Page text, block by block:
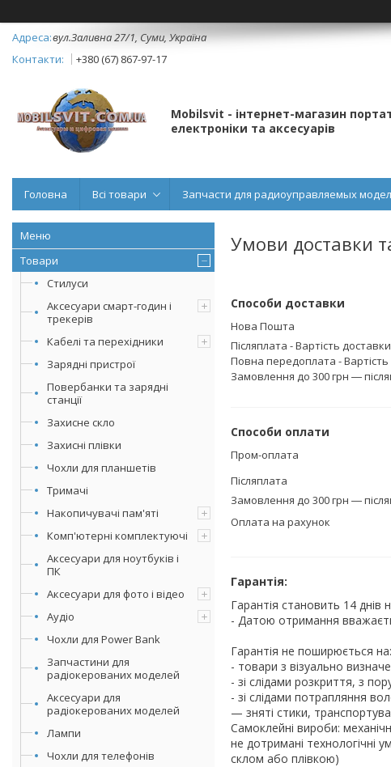
вул.Заливна 27/1, Суми, Україна
+380 (67) 867-97-17
Mobilsvit - інтернет-магазин
електроніки та аксесуарів
Головна Всі товари Запчасти для радиоуправляемых
Товари
Стилуси
Аксесуари смарт-годин і
трекерів
Кабелі та перехідники
Зарядні пристрої
Повербанки та зарядні
станції
Захисне скло
Захисні плівки
Чохли для планшетів
Тримачі
Накопичувачі пам'яті
Комп'ютерні комплектуючі
Аксесуари для ноутбуків і
ПК
Аксесуари для фото і відео
Аудіо
Чохли для Power Bank
Запчастини для
радіокерованих моделей
Аксесуари для
радіокерованих моделей
Лампи
Чохли для телефонів
Умови доставки
Способи доставки
Нова Пошта
Післяплата - Вартість
Повна передоплата - Вартість
Замовлення до 300 грн ―
Способи оплати
Пром-оплата
Післяплата
Замовлення до 300 грн ―
Оплата на рахунок
Гарантія:
Гарантія становить 14
- Датою отримання
Гарантія не поширюється на:
- товари з візуально
- зі слідами розкриття, з
- зі слідами потрапляння
— зняті стики,
Самоклейні вироби:
не дотримані технологічні
склом або плівкою)